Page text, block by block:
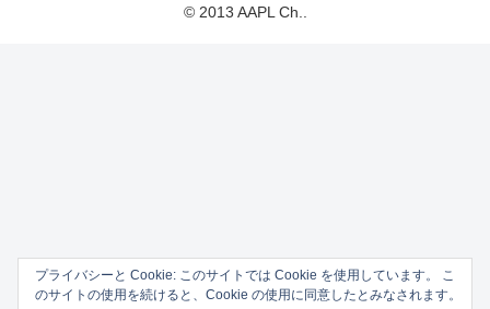
© 2013 AAPL Ch..
プライバシーと Cookie: このサイトでは Cookie を使用しています。 こ
のサイトの使用を続けると、Cookie の使用に同意したとみなされます。